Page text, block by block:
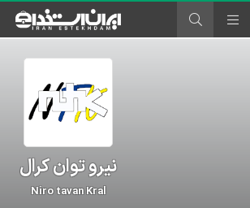
نیرو توان کرال
Niro tavan Kral